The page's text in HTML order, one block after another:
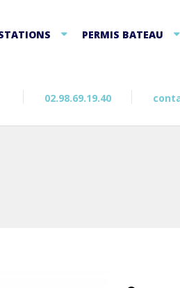
PERMIS BATEAU
02.98.69.19.40